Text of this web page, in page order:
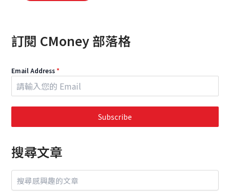
訂閱 CMoney 部落格
Email Address*
Subscribe
搜尋文章